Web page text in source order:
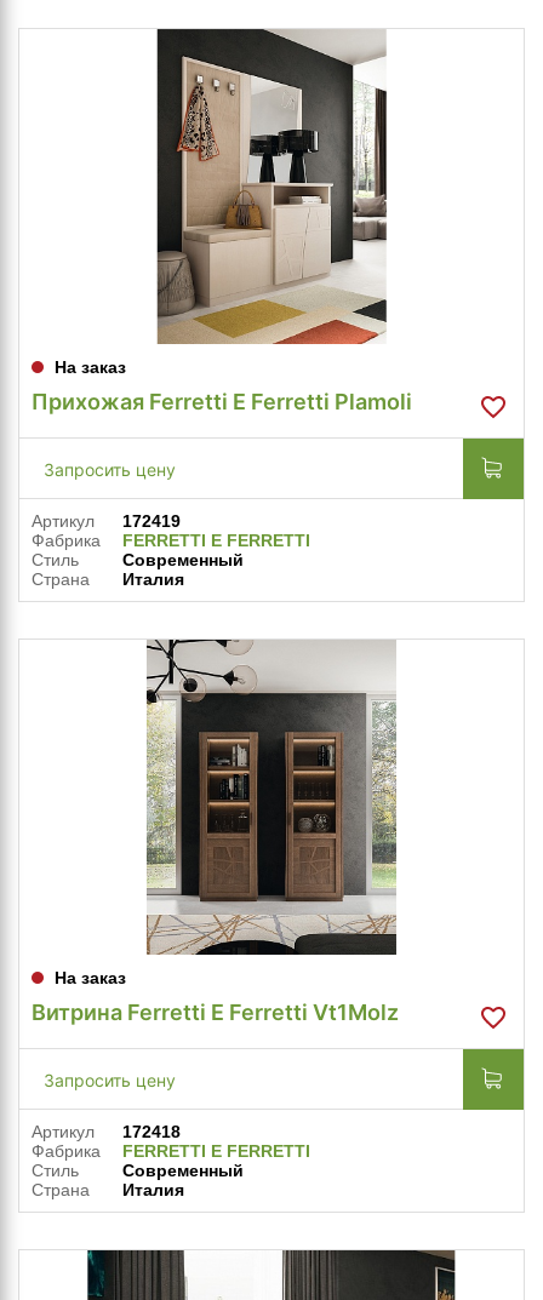
На заказ
Прихожая Ferretti E Ferretti Plamoli
Запросить цену
Артикул
172419
Фабрика
FERRETTI E FERRETTI
Стиль
Современный
Страна
Италия
На заказ
Витрина Ferretti E Ferretti Vt1Molz
Запросить цену
Артикул
172418
Фабрика
FERRETTI E FERRETTI
Стиль
Современный
Страна
Италия